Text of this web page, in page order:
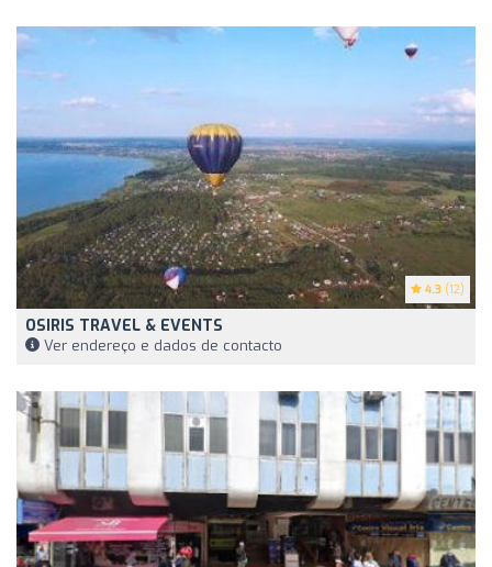
4.3 (12)
OSIRIS TRAVEL & EVENTS
Ver endereço e dados de contacto